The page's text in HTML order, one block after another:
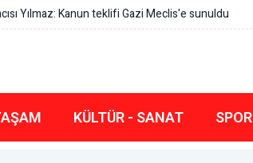
Yılmaz: Kanun teklifi Gazi Meclis'e sunuldu
KÜLTÜR - SANAT SPOR